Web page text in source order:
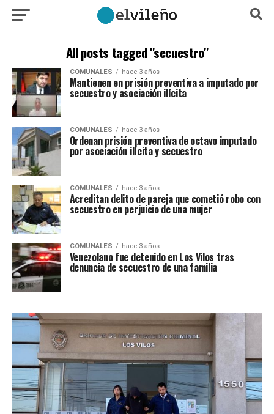
All posts tagged "secuestro"
COMUNALES hace 3 años
Mantienen en prisión preventiva a imputado por
secuestro y asociación ilícita
COMUNALES hace 3 años
Ordenan prisión preventiva de octavo imputado
por asociación ilícita y secuestro
COMUNALES hace 3 años
Acreditan delito de pareja que cometió robo con
secuestro en perjuicio de una mujer
COMUNALES hace 3 años
Venezolano fue detenido en Los Vilos tras
denuncia de secuestro de una familia